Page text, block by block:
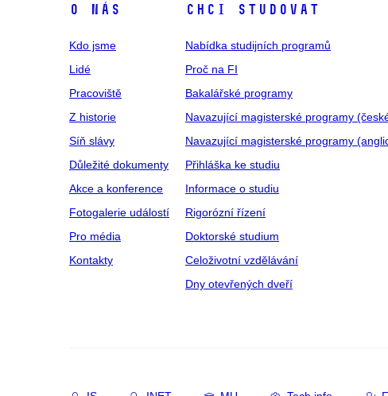
O NÁS
Kdo jsme
Lidé
Pracoviště
Z historie
Síň slávy
Důležité dokumenty
Akce a konference
Fotogalerie událostí
Pro média
Kontakty
CHCI STUDOVAT
Nabídka studijních programů
Proč na FI
Bakalářské programy
Navazující magisterské programy
Navazující magisterské programy
Přihláška ke studiu
Informace o studiu
Rigorózní řízení
Doktorské studium
Celoživotní vzdělávání
Dny otevřených dveří